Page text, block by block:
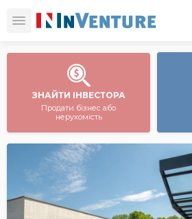
ЗНАЙТИ ІНВЕСТОРА
Продати бізнес або
нерухомість